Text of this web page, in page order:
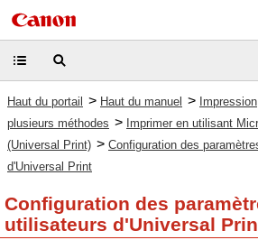
Haut du portail > Haut du manuel > Impression
plusieurs méthodes > Imprimer en utilisant
(Universal Print) > Configuration des
d'Universal Print
Configuration des
utilisateurs d'Universal